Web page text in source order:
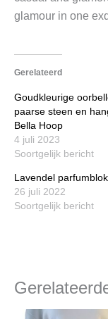
glamour in one
Gerelateerd
Goudkleurige
paarse steen en
Bella Hoop
4 juli 2023
Soortgelijk bericht
Lavendel parfumblok
26 juli 2022
Soortgelijk bericht